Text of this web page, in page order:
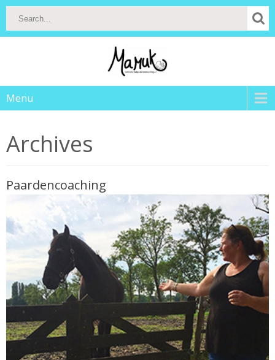
Menu
Archives
Paardencoaching